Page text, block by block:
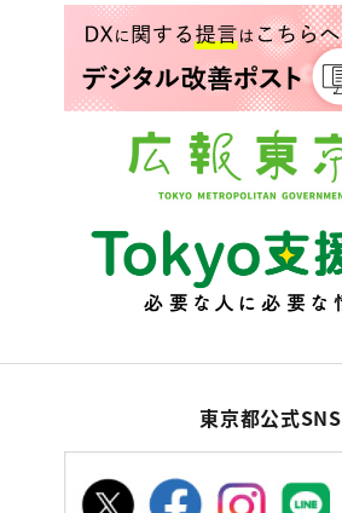
東京都公式SNS